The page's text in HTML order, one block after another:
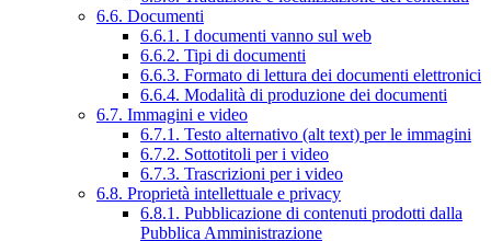
6.6. Documenti
6.6.1. I documenti vanno sul web
6.6.2. Tipi di documenti
6.6.3. Formato di lettura dei documenti elettronici
6.6.4. Modalità di produzione dei documenti
6.7. Immagini e video
6.7.1. Testo alternativo (alt text) per le immagini
6.7.2. Sottotitoli per i video
6.7.3. Trascrizioni per i video
6.8. Proprietà intellettuale e privacy
6.8.1. Pubblicazione di contenuti prodotti dalla
Pubblica Amministrazione